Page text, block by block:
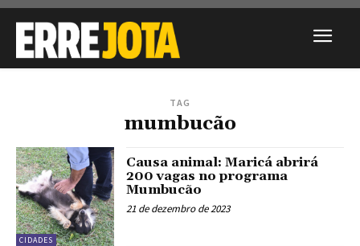
TAG
mumbucão
CIDADES
Causa animal: Maricá abrirá
200 vagas no programa
Mumbucão
21 de dezembro de 2023